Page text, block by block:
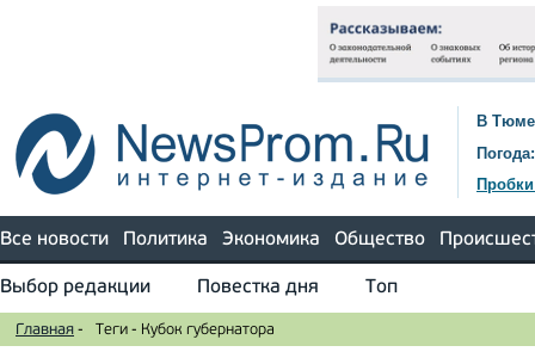
В
Погода:
Все новости Политика Экономика Общество
Выбор редакции Повестка дня Топ
Главная - Теги - Кубок губернатора